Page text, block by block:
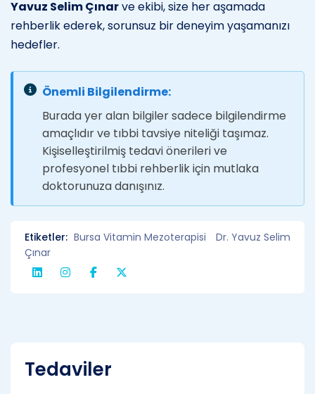
Yavuz Selim Çınarve ekibi, size her aşamada
rehberlik ederek, sorunsuz bir deneyim yaşamanızı
hedefler.
Önemli Bilgilendirme:
Burada yer alan bilgiler sadece bilgilendirme
amaçlıdır ve tıbbi tavsiye niteliği taşımaz.
Kişiselleştirilmiş tedavi önerileri ve
profesyonel tıbbi rehberlik için mutlaka
doktorunuza danışınız.
Etiketler: Bursa Vitamin Mezoterapisi
Dr. Yavuz Selim
Çınar
Tedaviler